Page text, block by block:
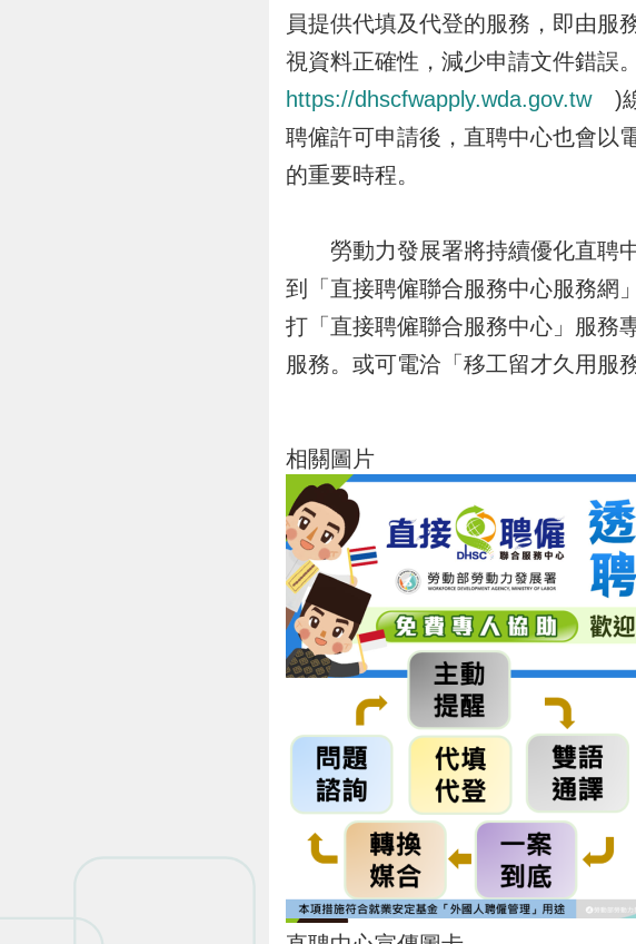
員提供代填及代登的服務，即由服
視資料正確性，減少申請文件錯誤
https://dhscfwapply.wda.gov.tw
)
聘僱許可申請後，直聘中心也會以
的重要時程。
勞動力發展署將持續優化直聘中
到「直接聘僱聯合服務中心服務網
打「直接聘僱聯合服務中心」服務
服務。或可電洽「移工留才久用服
相關圖片